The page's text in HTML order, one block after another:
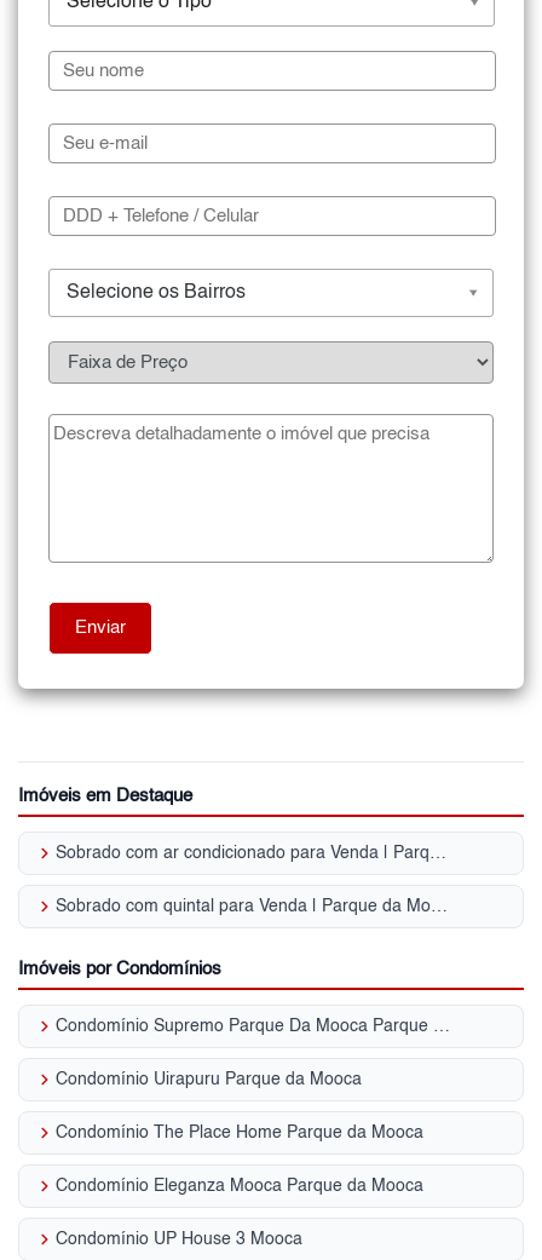
Selecione os Bairros
Imóveis em Destaque
keyboard_arrow_right Sobrado com ar condicionado para Venda | Parque da Mooca
keyboard_arrow_right Sobrado com quintal para Venda | Parque da Mooca
Imóveis por Condomínios
keyboard_arrow_right Condomínio Supremo Parque Da Mooca Parque da Mooca
keyboard_arrow_right Condomínio Uirapuru Parque da Mooca
keyboard_arrow_right Condomínio The Place Home Parque da Mooca
keyboard_arrow_right Condomínio Eleganza Mooca Parque da Mooca
keyboard_arrow_right Condomínio UP House 3 Mooca